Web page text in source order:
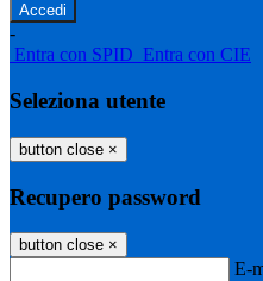
-
Entra con SPID Entra con CIE
Seleziona utente
button close ×
Recupero password
button close ×
E-